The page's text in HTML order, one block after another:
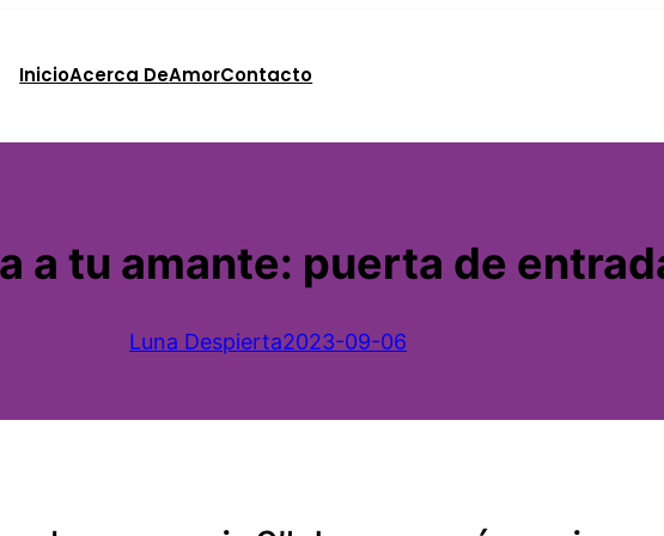
InicioAcerca DeAmorContacto
a tu amante: puerta de
Luna Despierta2023-09-06